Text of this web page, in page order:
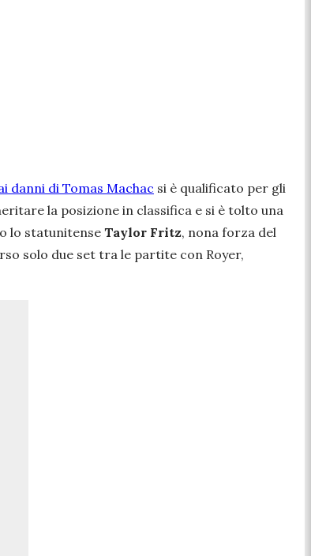
danni di Tomas Machac si è qualificato per gli
la posizione in classifica e si è tolto una
lo statunitense Taylor Fritz, nona forza del
solo due set tra le partite con Royer,